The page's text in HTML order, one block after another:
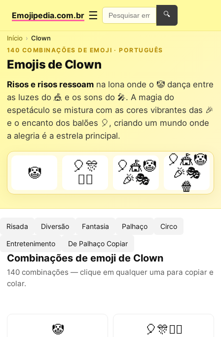
Emojipedia.com.br ☰ 🔍
Início Clown
140 COMBINAÇÕES DE EMOJI · PORTUGUÊS
Emojis de Clown
Risos e risos ressoam na lona onde o 🤡 dança entre
as luzes do 🎪 e os sons do 🎤. A magia do
espetáculo se mistura com as cores vibrantes das 🎉
e o encanto dos balões 🎈, criando um mundo onde
a alegria é a estrela principal.
🤡
🎈🎊
🤹‍♂️
🎈🎪🤡
🎉🎭
🎈🎪🤡
🎉🎭
🍿
Risada Diversão Fantasia Palhaço Circo
Entretenimento De Palhaço Copiar
Combinações de emoji de Clown
140 combinações — clique em qualquer uma para copiar e
colar.
🤡 🎈🎊🤹‍♂️